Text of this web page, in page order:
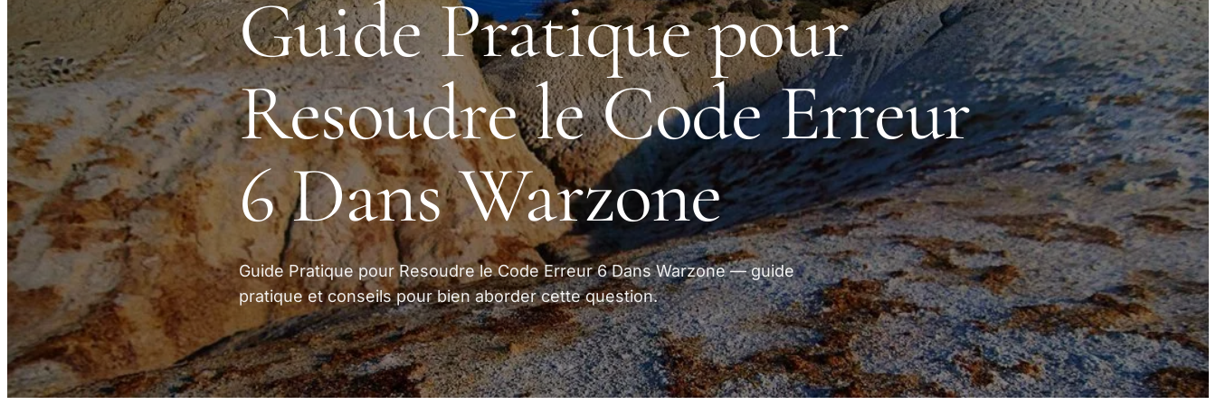
Guide Pratique pour
Resoudre le Code Erreur
6 Dans Warzone
Guide Pratique pour Resoudre le Code Erreur 6 Dans Warzone — guide
pratique et conseils pour bien aborder cette question.